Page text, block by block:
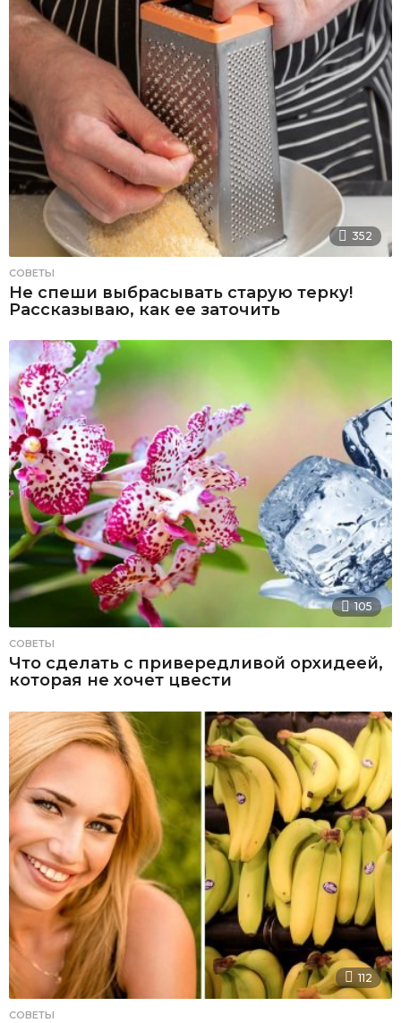
352
СОВЕТЫ
Не спеши выбрасывать старую терку!
Рассказываю, как ее заточить
105
СОВЕТЫ
Что сделать с привередливой орхидеей,
которая не хочет цвести
112
СОВЕТЫ